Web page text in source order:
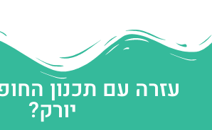
עזרה עם תכנון
יורק?